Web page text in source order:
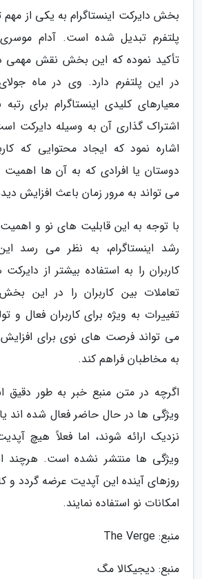
بخش دایرکت اینستاگرام به یکی از
پلتفرم تبدیل شده است. آدام موسری،
تأکید نموده که این بخش نقش مهمی
در این پلتفرم دارد. وی در ماه
معیارهای کلیدی اینستاگرام برای
اشتراک گذاری آن به وسیله دایرکت
اشاره نمود که ایجاد محتوایی که
دوستان یا افرادی که به آن ها
می تواند به مرور زمان باعث افزایش
با توجه به این قابلیت های نو و
رشد اینستاگرام، به نظر می رسد
کاربران را به استفاده بیشتر از
تعاملات بین کاربران را در این
تغییرات به ویژه برای کاربران فعال و
می تواند فرصت های نوی برای
به مخاطبان فراهم کند.
اگرچه در متن منبع خبر به طور دقیق
ویژگی ها در حال حاضر فعال شده اند
نزدیک ارائه شوند، اما فعلاً هیچ
ویژگی ها منتشر نشده است. هرچند
روزهای آینده این آپدیت عرضه گردد و
امکانات نو استفاده نمایند.
منبع: The Verge
منبع: دیجیکالا مگ